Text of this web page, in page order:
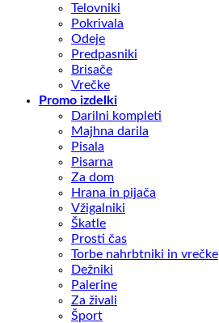
Telovniki
Pokrivala
Odeje
Predpasniki
Brisače
Vrečke
Promo izdelki
Darilni kompleti
Majhna darila
Pisala
Pisarna
Za dom
Hrana in pijača
Vžigalniki
Škatle
Prosti čas
Torbe nahrbtniki in vrečke
Dežniki
Palerine
Za živali
Šport